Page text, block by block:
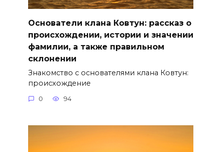
Основатели клана Ковтун: рассказ о
происхождении, истории и значении
фамилии, а также правильном
склонении
Знакомство с основателями клана Ковтун:
происхождение
0 94